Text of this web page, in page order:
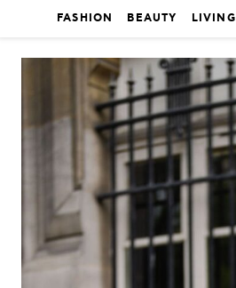
FASHION BEAUTY LIVING